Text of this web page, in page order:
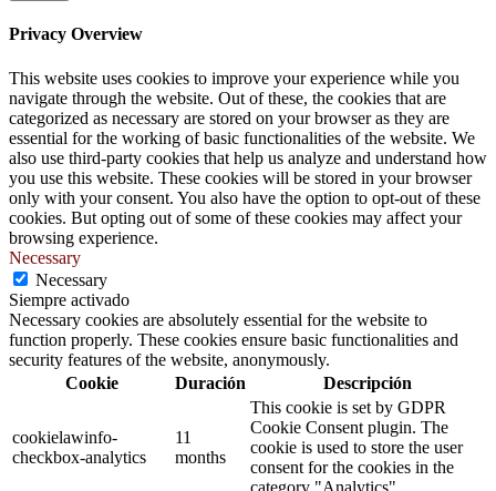
Privacy Overview
This website uses cookies to improve your experience while you
navigate through the website. Out of these, the cookies that are
categorized as necessary are stored on your browser as they are
essential for the working of basic functionalities of the website. We
also use third-party cookies that help us analyze and understand how
you use this website. These cookies will be stored in your browser
only with your consent. You also have the option to opt-out of these
cookies. But opting out of some of these cookies may affect your
browsing experience.
Necessary
Necessary
Siempre activado
Necessary cookies are absolutely essential for the website to
function properly. These cookies ensure basic functionalities and
security features of the website, anonymously.
Cookie
Duración Descripción
cookielawinfo-
checkbox-analytics
11
months
This cookie is set by GDPR
Cookie Consent plugin. The
cookie is used to store the user
consent for the cookies in the
category "Analytics".